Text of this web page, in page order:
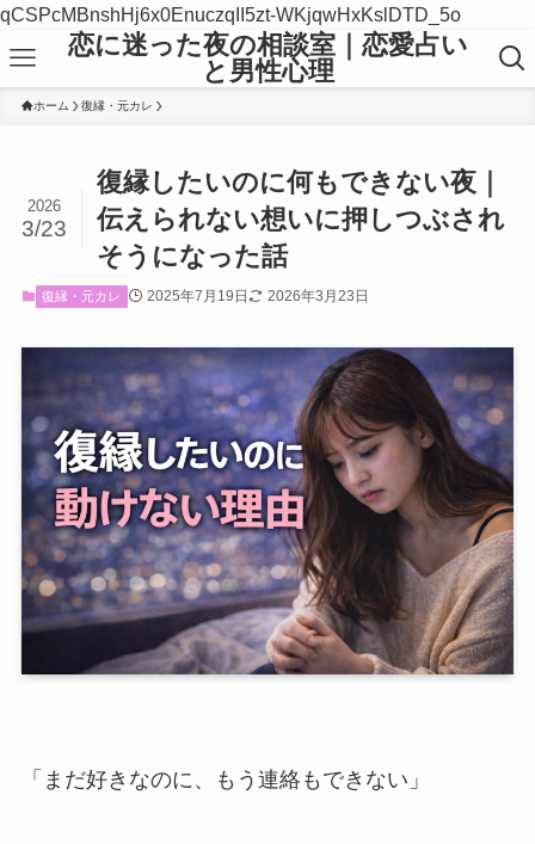
qCSPcMBnshHj6x0EnuczqII5zt-WKjqwHxKslDTD_5o
恋に迷った夜の相談室｜恋愛占い
と男性心理
ホーム 復縁・元カレ
復縁したいのに何もできない夜｜
伝えられない想いに押しつぶされ
そうになった話
2026
3/23
復縁・元カレ 2025年7月19日 2026年3月23日
「まだ好きなのに、もう連絡もできない」